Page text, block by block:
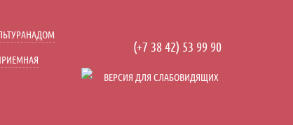
видео (+7 38 42) 53 99 90
ВЕРСИЯ ДЛЯ СЛАБОВИДЯЩИХ